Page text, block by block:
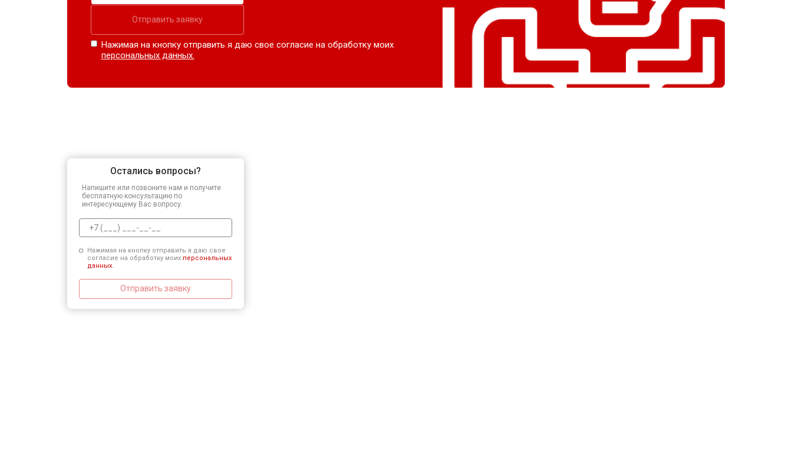
Отправить заявку
Нажимая на кнопку отправить я даю свое согласие на обработку моих
персональных данных.
Остались вопросы?
Напишите или позвоните нам и получите
бесплатную консультацию по
интересующему Вас вопросу.
Нажимая на кнопку отправить я даю свое
согласие на обработку моих персональных
данных.
Отправить заявку